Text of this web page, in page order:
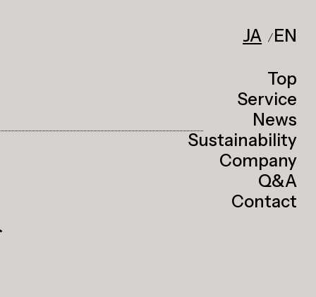
JA EN
Top
Service
News
Sustainability
Company
Q&A
Contact